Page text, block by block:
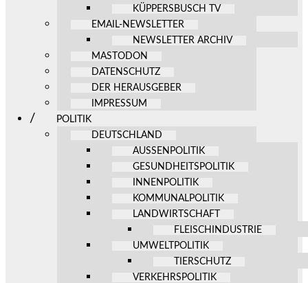
KÜPPERSBUSCH TV
EMAIL-NEWSLETTER
NEWSLETTER ARCHIV
MASTODON
DATENSCHUTZ
DER HERAUSGEBER
IMPRESSUM
POLITIK
DEUTSCHLAND
AUSSENPOLITIK
GESUNDHEITSPOLITIK
INNENPOLITIK
KOMMUNALPOLITIK
LANDWIRTSCHAFT
FLEISCHINDUSTRIE
UMWELTPOLITIK
TIERSCHUTZ
VERKEHRSPOLITIK